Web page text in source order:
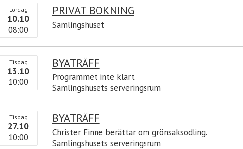
Lördag
10.10
08:00
PRIVAT BOKNING
Samlingshuset
Tisdag
13.10
10:00
BYATRÄFF
Programmet inte klart
Samlingshusets serveringsrum
Tisdag
27.10
10:00
BYATRÄFF
Christer Finne berättar om grönsaksodling.
Samlingshusets serveringsrum